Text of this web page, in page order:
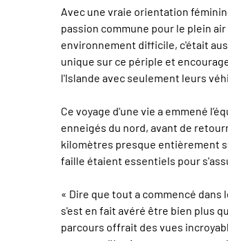
Avec une vraie orientation
passion commune pour le plein
environnement difficile, c'était
unique sur ce périple et
l'Islande avec seulement leurs
Ce voyage d'une vie a emmené
enneigés du nord, avant de
kilomètres presque entièrement
faille étaient essentiels pour
« Dire que tout a commencé
s'est en fait avéré être bien plus
parcours offrait des vues